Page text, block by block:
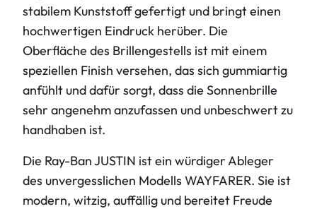
stabilem Kunststoff gefertigt und bringt einen
hochwertigen Eindruck herüber. Die
Oberfläche des Brillengestells ist mit einem
speziellen Finish versehen, das sich gummiartig
anfühlt und dafür sorgt, dass die Sonnenbrille
sehr angenehm anzufassen und unbeschwert zu
handhaben ist.
Die Ray-Ban JUSTIN ist ein würdiger Ableger
des unvergesslichen Modells WAYFARER. Sie ist
modern, witzig, auffällig und bereitet Freude